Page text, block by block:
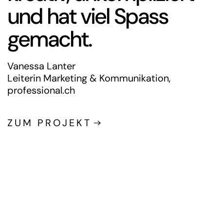
Sabine Spanier
Projekt- und Seminarleiterin KMU HSG
ZUM PROJEKT